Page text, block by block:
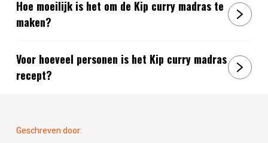
Hoe moeilijk is het om de Kip curry madras te
maken?
Voor hoeveel personen is het Kip curry madras
recept?
Geschreven door: